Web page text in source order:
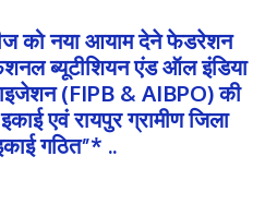
को नया आयाम देने फेडरेशन
ब्यूटीशियन एंड ऑल इंडिया
(FIPB & AIBPO) की
एवं रायपुर ग्रामीण जिला
गठित”* ..